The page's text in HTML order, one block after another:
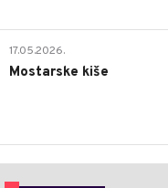
17.05.2026.
Mostarske kiše